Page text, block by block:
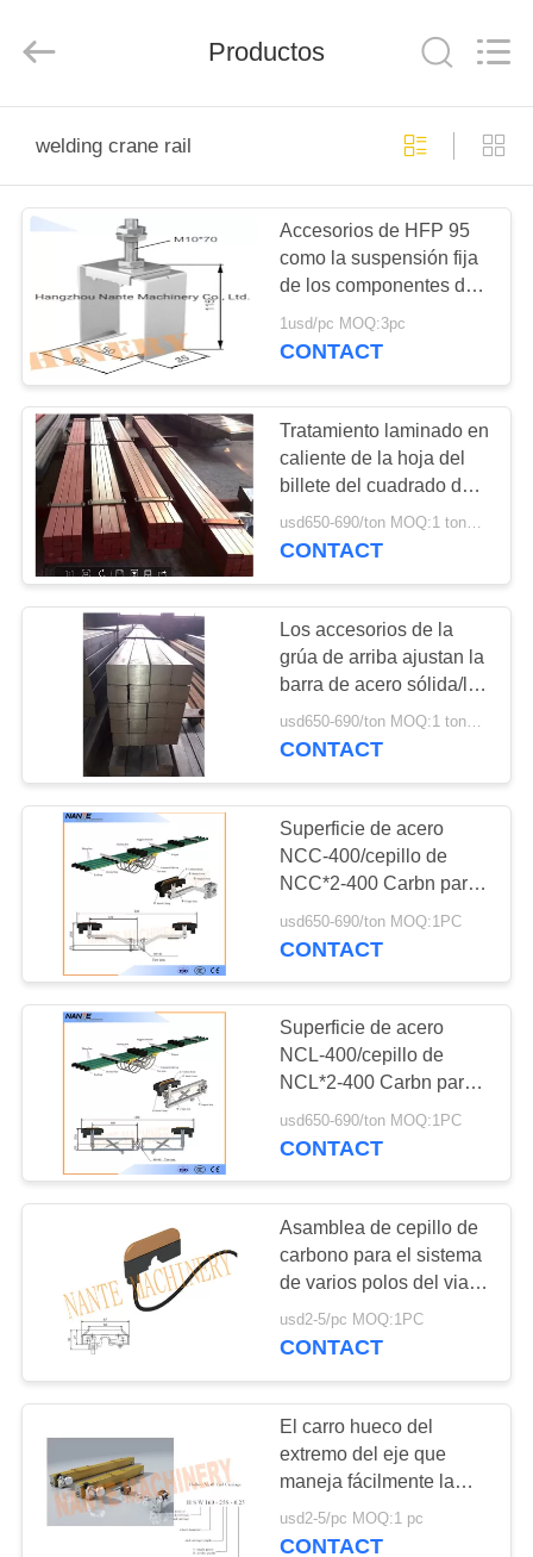
PRODUCTOS
SOBRE
NOSOTROS
VISITA
LA
FÁBRICA
CONTROL
DE
CALIDAD
CONTÁCTENOS
SOLICITAR
COTIZACIÓN
COMPANY
NEWS
MAPA
SITIO
PRIVACY
POLICY
Eqiupment
Co.,Ltd..
Reserved.
Productos
welding crane rail
Accesorios de HFP 95
como la suspensión fija
de los componentes de
la grúa de
pórtico/suspensión del
1usd/pc MOQ:3pc
CONTACT
Tratamiento laminado en
caliente de la hoja del
billete del cuadrado de
la grúa de los
accesorios de la grúa de
usd650-690/ton MOQ:1 tonelada
CONTACT
Los accesorios de la
grúa de arriba ajustan la
barra de acero sólida/la
barra plana de acero
laminada en caliente
usd650-690/ton MOQ:1 tonelada
CONTACT
Superficie de acero
NCC-400/cepillo de
NCC*2-400 Carbn para
el sistema ferroviario del
conductor NSP-H32
usd650-690/ton MOQ:1PC
CONTACT
Superficie de acero
NCL-400/cepillo de
NCL*2-400 Carbn para
el sistema ferroviario del
conductor NSP-H32
usd650-690/ton MOQ:1PC
CONTACT
Asamblea de cepillo de
carbono para el sistema
de varios polos del viaje
de la cruz del carril del
conductor
usd2-5/pc MOQ:1PC
CONTACT
El carro hueco del
extremo del eje que
maneja fácilmente la
serie del HSE para la
sola viga Crane
usd2-5/pc MOQ:1 pc
CONTACT